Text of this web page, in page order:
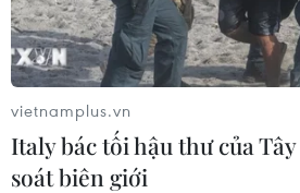
vietnamplus.vn
Italy bác tối hậu thư của
soát biên giới